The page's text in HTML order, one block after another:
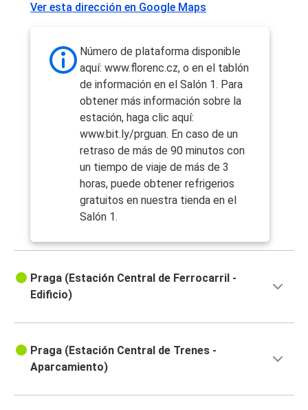
Ver esta dirección en Google Maps
Número de plataforma disponible
aquí: www.florenc.cz, o en el tablón
de información en el Salón 1. Para
obtener más información sobre la
estación, haga clic aquí:
www.bit.ly/prguan. En caso de un
retraso de más de 90 minutos con
un tiempo de viaje de más de 3
horas, puede obtener refrigerios
gratuitos en nuestra tienda en el
Salón 1.
Praga (Estación Central de Ferrocarril -
Edificio)
Praga (Estación Central de Trenes -
Aparcamiento)